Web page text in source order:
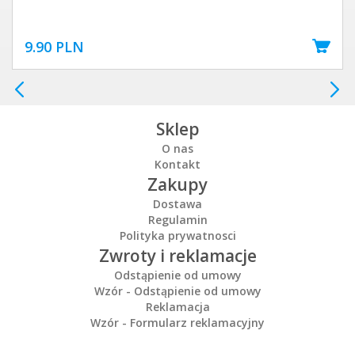
9.90 PLN
Sklep
O nas
Kontakt
Zakupy
Dostawa
Regulamin
Polityka prywatnosci
Zwroty i reklamacje
Odstąpienie od umowy
Wzór - Odstąpienie od umowy
Reklamacja
Wzór - Formularz reklamacyjny